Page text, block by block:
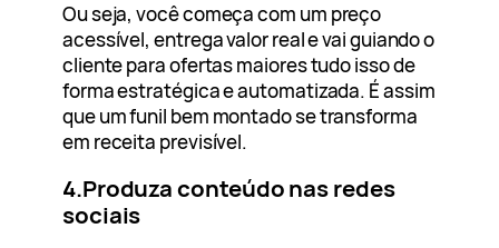
Ou seja, você começa com um preço
acessível, entrega valor real e vai guiando o
cliente para ofertas maiores tudo isso de
forma estratégica e automatizada. É assim
que um funil bem montado se transforma
em receita previsível.
4.Produza conteúdo nas redes
sociais